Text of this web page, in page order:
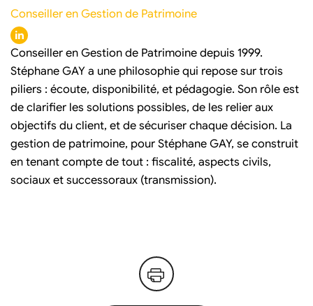
Conseiller en Gestion de Patrimoine
Conseiller en Gestion de Patrimoine depuis 1999.
Stéphane GAY a une philosophie qui repose sur trois
piliers : écoute, disponibilité, et pédagogie. Son rôle est
de clarifier les solutions possibles, de les relier aux
objectifs du client, et de sécuriser chaque décision. La
gestion de patrimoine, pour Stéphane GAY, se construit
en tenant compte de tout : fiscalité, aspects civils,
sociaux et successoraux (transmission).